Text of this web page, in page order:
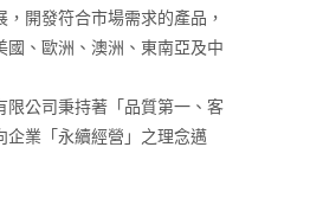
，開發符合市場需求的產品，
國、歐洲、澳洲、東南亞及中
限公司秉持著「品質第一、客
企業「永續經營」之理念邁